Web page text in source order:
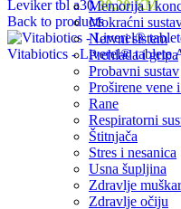
Memorija i
Mokraćni
Nervni sistem
Prehlada i gripa
Probavni sustav
Proširene vene
Rane
Respiratorni
Štitnjača
Stres i nesanica
Usna šupljina
Zdravlje
Zdravlje očiju
Leviker tbl a3030,20KM
Back to products
Vitabiotics - Liverel® tablete